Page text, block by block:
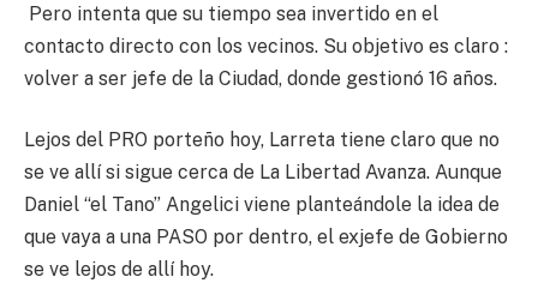
Pero intenta que su tiempo sea invertido en el
contacto directo con los vecinos. Su objetivo es claro :
volver a ser jefe de la Ciudad, donde gestionó 16 años.
Lejos del PRO porteño hoy, Larreta tiene claro que no
se ve allí si sigue cerca de La Libertad Avanza. Aunque
Daniel “el Tano” Angelici viene planteándole la idea de
que vaya a una PASO por dentro, el exjefe de Gobierno
se ve lejos de allí hoy.